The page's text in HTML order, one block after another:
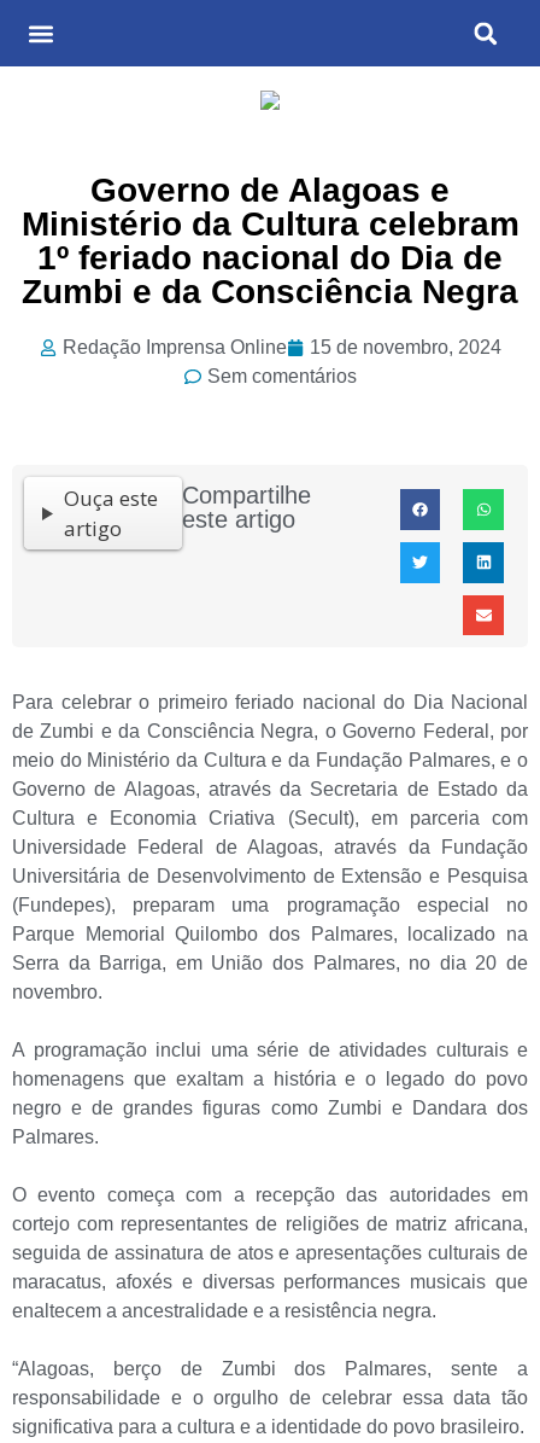
Governo de Alagoas e
Ministério da Cultura celebram
1º feriado nacional do Dia de
Zumbi e da Consciência Negra
Redação Imprensa Online
15 de novembro, 2024
Sem comentários
Ouça este
artigo
Compartilhe
este artigo
Para celebrar o primeiro feriado nacional do Dia Nacional
de Zumbi e da Consciência Negra, o Governo Federal, por
meio do Ministério da Cultura e da Fundação Palmares, e o
Governo de Alagoas, através da Secretaria de Estado da
Cultura e Economia Criativa (Secult), em parceria com
Universidade Federal de Alagoas, através da Fundação
Universitária de Desenvolvimento de Extensão e Pesquisa
(Fundepes), preparam uma programação especial no
Parque Memorial Quilombo dos Palmares, localizado na
Serra da Barriga, em União dos Palmares, no dia 20 de
novembro.
A programação inclui uma série de atividades culturais e
homenagens que exaltam a história e o legado do povo
negro e de grandes figuras como Zumbi e Dandara dos
Palmares.
O evento começa com a recepção das autoridades em
cortejo com representantes de religiões de matriz africana,
seguida de assinatura de atos e apresentações culturais de
maracatus, afoxés e diversas performances musicais que
enaltecem a ancestralidade e a resistência negra.
“Alagoas, berço de Zumbi dos Palmares, sente a
responsabilidade e o orgulho de celebrar essa data tão
significativa para a cultura e a identidade do povo brasileiro.